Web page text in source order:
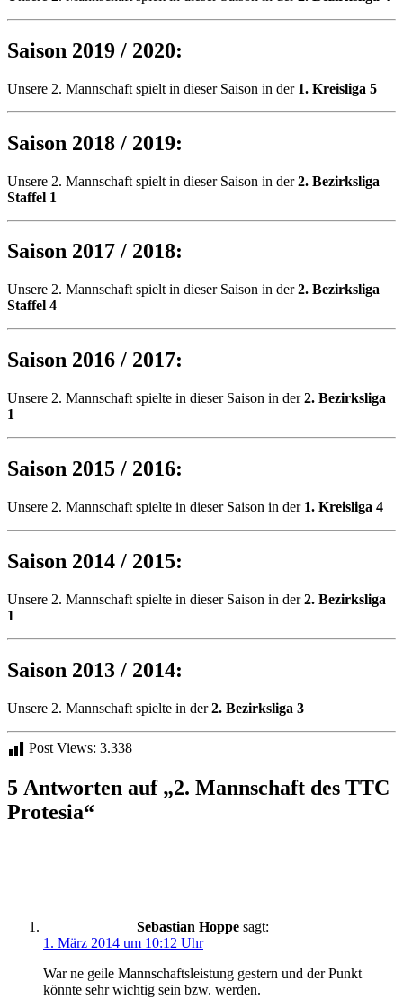
Saison 2019 / 2020:
Unsere 2. Mannschaft spielt in dieser Saison in der 1. Kreisliga 5
Saison 2018 / 2019:
Unsere 2. Mannschaft spielt in dieser Saison in der2. Bezirksliga
Staffel 1
Saison 2017 / 2018:
Unsere 2. Mannschaft spielt in dieser Saison in der2. Bezirksliga
Staffel 4
Saison 2016 / 2017:
Unsere 2. Mannschaft spielte in dieser Saison in der2. Bezirksliga
1
Saison 2015 / 2016:
Unsere 2. Mannschaft spielte in dieser Saison in der 1. Kreisliga 4
Saison 2014 / 2015:
Unsere 2. Mannschaft spielte in dieser Saison in der2. Bezirksliga
1
Saison 2013 / 2014:
Unsere 2. Mannschaft spielte in der2. Bezirksliga 3
Post Views: 3.338
5 Antworten auf „2. Mannschaft des TTC
Protesia“
Sebastian Hoppe sagt:
1. März 2014 um 10:12 Uhr
War ne geile Mannschaftsleistung gestern und der Punkt
könnte sehr wichtig sein bzw. werden.